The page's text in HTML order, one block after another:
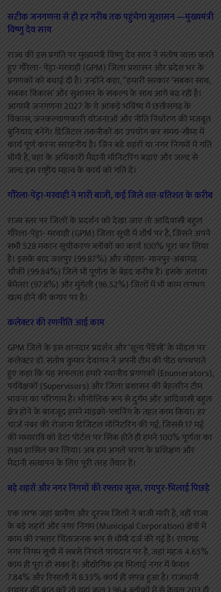
सटीक जनगणना से ही हर गरीब तक पहुंचेगा सुशासन —मुख्यमंत्री
विष्णु देव साय
राज्य की इस प्रगति पर मुख्यमंत्री विष्णु देव साय ने संतोष व्यक्त करते
हुए गौरेला- पेंड्रा-मरवाही (GPM) जिला प्रशासन और प्रदेश भर के
प्रगणकों को बधाई दी है। उन्होंने कहा, “हमारी सरकार ‘सबका साथ,
सबका विकास’ और सुशासन के संकल्प के साथ आगे बढ़ रही है।
आगामी जनगणना 2027 के ये आंकड़े भविष्य में छत्तीसगढ़ के
विकास, जनकल्याणकारी योजनाओं और नीति निर्धारण की मजबूत
बुनियाद बनेंगे। डिजिटल तकनीकों का उपयोग कर समय-सीमा में
कार्य पूर्ण करना सराहनीय है। जिन बड़े शहरों या नगर निगमों में गति
धीमी है, वहां के अधिकारी मैदानी मॉनिटरिंग बढ़ाएं और जल्द से
जल्द इस राष्ट्रीय महत्व के कार्य को गति दें।
गौरेला-पेंड्रा-मरवाही ने मारी बाजी, कई जिले शत-प्रतिशत के करीब
राज्य स्तर पर जिलों के प्रदर्शन को देखा जाए तो आदिवासी बहुल
गौरेला-पेंड्रा- मरवाही (GPM) जिला सूची में शीर्ष पर है, जिसने अपने
सभी 528 मकान सूचीकरण ब्लॉकों का कार्य 100% पूरा कर लिया
है। इसके बाद जशपुर (99.87%) और मोहला- मानपुर-अंबागढ़
चौकी (99.84%) जिले भी पूर्णता के बेहद करीब हैं। इसके अलावा
बेमेतरा (97.8%) और मुंगेली (96.52%) जिलों में भी काम लगभग
खत्म होने की कगार पर है।
कलेक्टर की रणनीति आई काम
GPM जिले के इस शानदार प्रदर्शन और ‘शून्य पेंडेंसी’ के मॉडल पर
कलेक्टर डॉ. संतोष कुमार देवांगन ने अपनी टीम की पीठ थपथपाते
हुए कहा कि यह सफलता हमारे स्थानीय प्रगणकों (Enumerators),
पर्यवेक्षकों (Supervisors) और जिला प्रशासन की बेहतरीन टीम
भावना का परिणाम है। भौगोलिक रूप से दुर्गम और आदिवासी बहुल
क्षेत्र होने के बावजूद हमने माइक्रो-प्लानिंग के तहत काम किया। हर
चार्ज नंबर की रोजाना डिजिटल मॉनिटरिंग की गई, जिससे 17 मई
की मध्यरात्रि को डेटा पोर्टल पर सिंक होते ही हमने 100% पूर्णता का
लक्ष्य हासिल कर लिया। अब हम अगले चरण के प्रशिक्षण और
मैदानी सत्यापन के लिए पूरी तरह तैयार हैं।
बड़े शहरों और नगर निगमों की रफ्तार सुस्त, रायपुर-भिलाई पिछड़े
एक तरफ जहां ग्रामीण और दूरस्थ जिलों ने बाजी मारी है, वहीं राज्य
के बड़े शहरों और नगर निगम (Municipal Corporation) क्षेत्रों में
काम की रफ्तार चिंताजनक रूप से धीमी दर्ज की गई है। रायगढ़
नगर निगम सूची में सबसे निचले पायदान पर है, जहां महज 4.65%
काम ही पूरा हो सका है। औद्योगिक हब भिलाई नगर में केवल
7.84% और रिसाली में 8.33% कार्य ही संपन्न हुआ है। राजधानी